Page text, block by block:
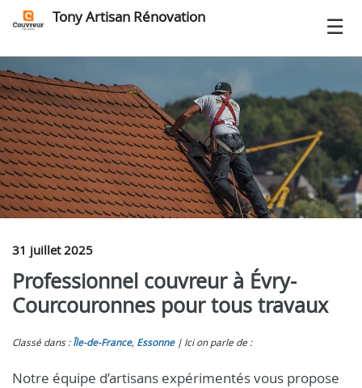
Tony Artisan Rénovation
31 juillet 2025
Professionnel couvreur à Évry-
Courcouronnes pour tous travaux
Classé dans : Île-de-France, Essonne Ici on parle de :
Notre équipe d’artisans expérimentés vous propose